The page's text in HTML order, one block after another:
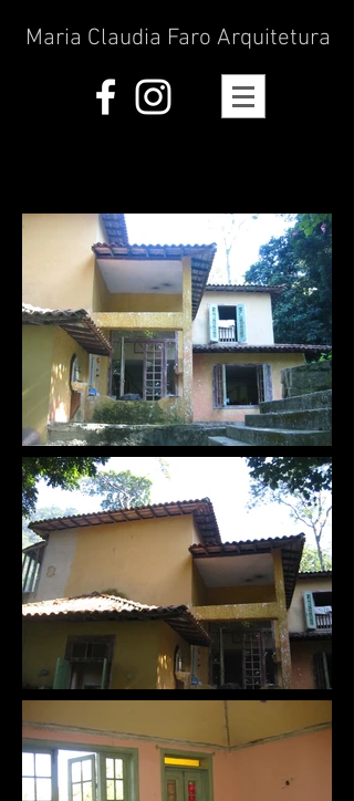
Maria Claudia Faro Arquitetura